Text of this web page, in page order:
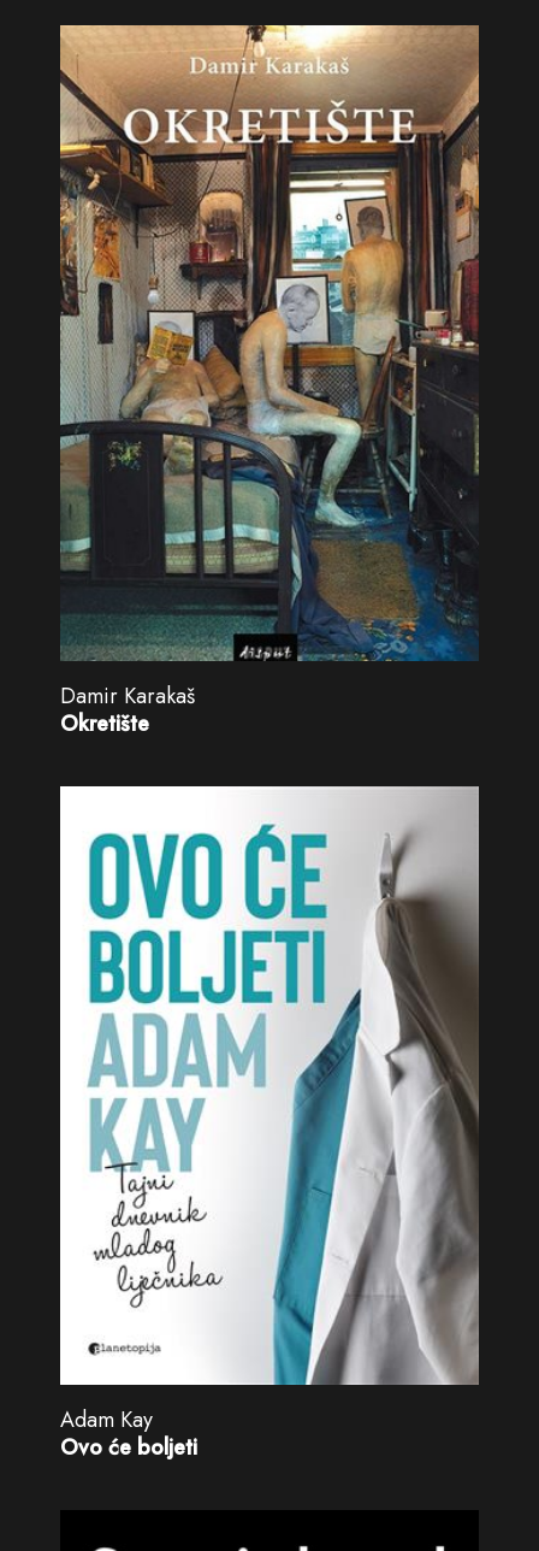
Damir Karakaš
Okretište
Adam Kay
Ovo će boljeti